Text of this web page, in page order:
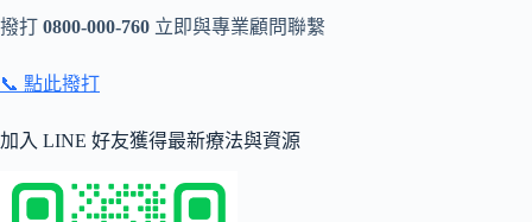
撥打 0800-000-760 立即與專業顧問聯繫
📞 點此撥打
加入 LINE 好友獲得最新療法與資源